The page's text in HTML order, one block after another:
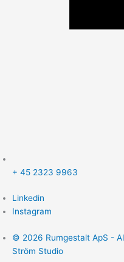
+ 45 2323 9963
Linkedin
Instagram
© 2026 Rumgestalt ApS -
Ström Studio